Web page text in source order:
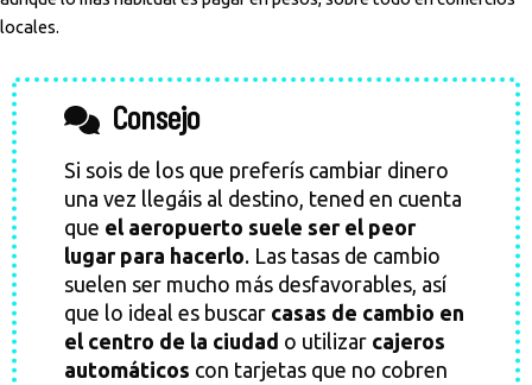
locales.
Consejo
Si sois de los que preferís cambiar dinero
una vez llegáis al destino, tened en cuenta
que el aeropuerto suele ser el peor
lugar para hacerlo. Las tasas de cambio
suelen ser mucho más desfavorables, así
que lo ideal es buscar casas de cambio en
el centro de la ciudad o utilizar cajeros
automáticos con tarjetas que no cobren